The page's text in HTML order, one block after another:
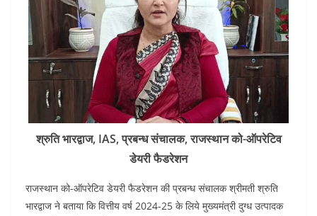
श्रुति भारद्वाज, IAS, प्रबन्ध संचालक, राजस्थान को-ऑपरेटिव
डेयरी फैडरेशन
राजस्थान को-ऑपरेटिव डेयरी फैडरेशन की प्रबन्ध संचालक श्रीमती श्रुति
भारद्वाज ने बताया कि वित्तीय वर्ष 2024-25 के लिये मुख्यमंत्री दुग्ध उत्पादक